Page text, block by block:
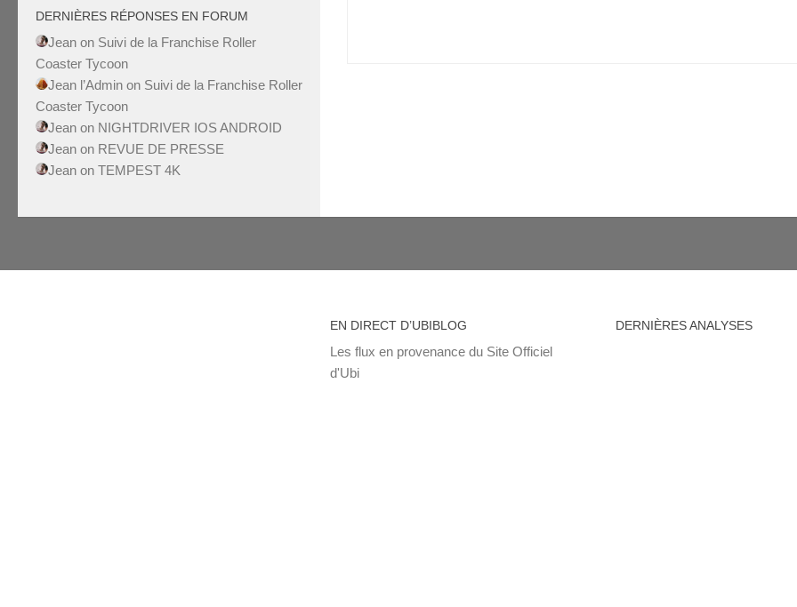
DERNIÈRES RÉPONSES EN FORUM
Jean on Suivi de la Franchise Roller
Coaster Tycoon
Jean l’Admin on Suivi de la Franchise Roller
Coaster Tycoon
Jean on NIGHTDRIVER IOS ANDROID
Jean on REVUE DE PRESSE
Jean on TEMPEST 4K
EN DIRECT D’UBIBLOG
Les flux en provenance du Site Officiel
d'Ubi
DERNIÈRES ANALYSES